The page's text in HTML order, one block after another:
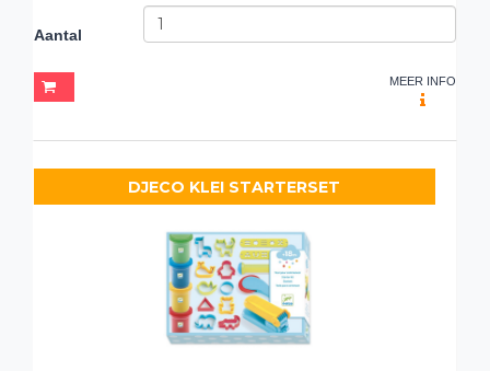
Aantal
MEER INFO
DJECO KLEI STARTERSET